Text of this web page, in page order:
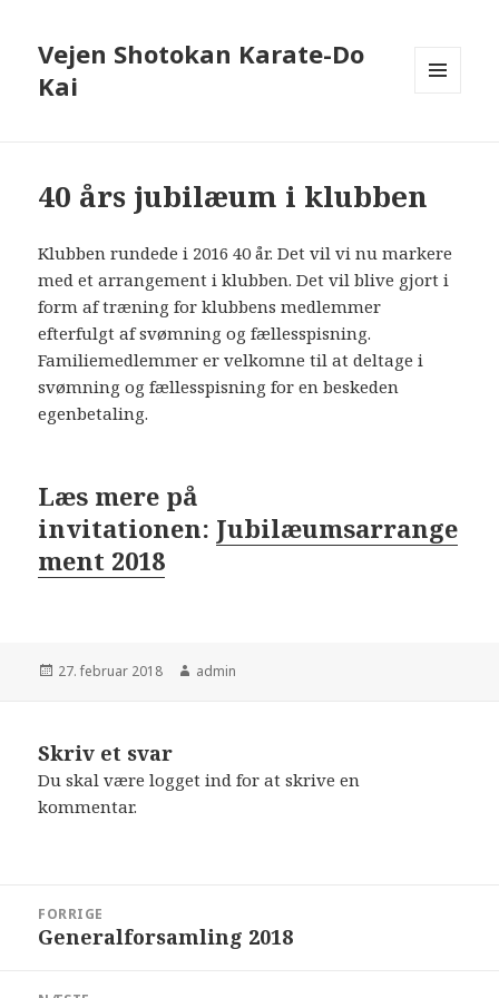
Vejen Shotokan Karate-Do
Kai
40 års jubilæum i klubben
Klubben rundede i 2016 40 år. Det vil vi nu markere
med et arrangement i klubben. Det vil blive gjort i
form af træning for klubbens medlemmer
efterfulgt af svømning og fællesspisning.
Familiemedlemmer er velkomne til at deltage i
svømning og fællesspisning for en beskeden
egenbetaling.
Læs mere på
invitationen: Jubilæumsarrange
ment 2018
Udgivet
27. februar 2018 Forfatter
admin
Skriv et svar
Du skal værelogget ind for at skrive en
kommentar.
FORRIGE
Forrige
Generalforsamling 2018